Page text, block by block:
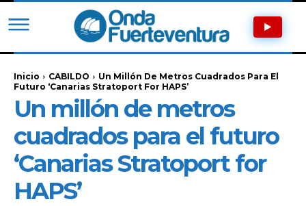
Inicio CABILDO
Un Millón De Metros Cuadrados Para El
Futuro ‘Canarias Stratoport For HAPS’
Un millón de metros
cuadrados para el futuro
‘Canarias Stratoport for
HAPS’